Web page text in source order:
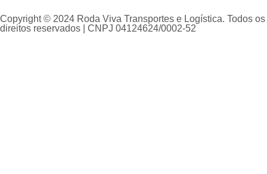
Copyright © 2024 Roda Viva Transportes e Logística. Todos os
direitos reservados | CNPJ 04124624/0002-52